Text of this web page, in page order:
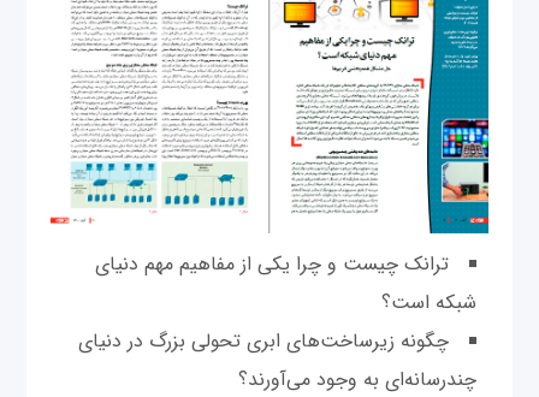
ترانک چیست و چرا یکی از مفاهیم مهم دنیای
شبکه است؟
چگونه زیرساخت‌های ابری تحولی بزرگ در دنیای
چندرسانه‌ای به وجود می‌آورند؟